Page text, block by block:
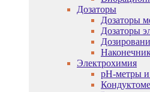
Дозаторы
Дозаторы
Дозаторы
Электрохимия
pH-метры